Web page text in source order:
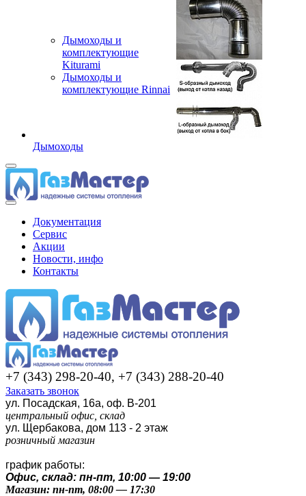
Дымоходы и
комплектующие
Kiturami
Дымоходы и
комплектующие Rinnai
Дымоходы
Документация
Сервис
Акции
Новости, инфо
Контакты
+7 (343) 298-20-40, +7 (343) 288-20-40
Заказать звонок
ул. Посадская, 16а, оф. В-201
центральный офис, склад
ул. Щербакова, дом 113 - 2 этаж
розничный магазин
график работы:
Офис, склад: пн-пт, 10:00 — 19:00
Магазин: пн-пт, 08:00 — 17:30